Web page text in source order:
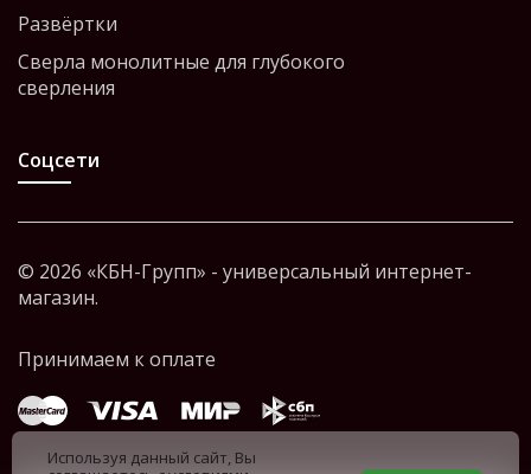
Развёртки
Сверла монолитные для глубокого
сверления
Соцсети
© 2026 «КБН-Групп» - универсальный интернет-
магазин.
Используя данный сайт, Вы